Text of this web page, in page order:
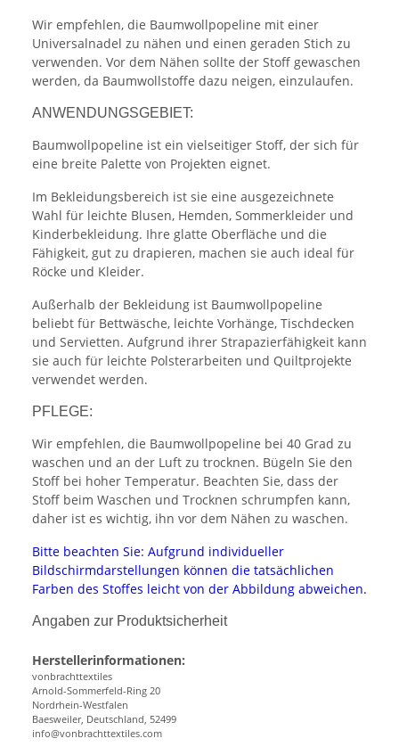
Wir empfehlen, die Baumwollpopeline mit einer
Universalnadel zu nähen und einen geraden Stich zu
verwenden. Vor dem Nähen sollte der Stoff gewaschen
werden, da Baumwollstoffe dazu neigen, einzulaufen.
ANWENDUNGSGEBIET:
Baumwollpopeline ist ein vielseitiger Stoff, der sich für
eine breite Palette von Projekten eignet.
Im Bekleidungsbereich ist sie eine ausgezeichnete
Wahl für leichte Blusen, Hemden, Sommerkleider und
Kinderbekleidung. Ihre glatte Oberfläche und die
Fähigkeit, gut zu drapieren, machen sie auch ideal für
Röcke und Kleider.
Außerhalb der Bekleidung ist Baumwollpopeline
beliebt für Bettwäsche, leichte Vorhänge, Tischdecken
und Servietten. Aufgrund ihrer Strapazierfähigkeit kann
sie auch für leichte Polsterarbeiten und Quiltprojekte
verwendet werden.
PFLEGE:
Wir empfehlen, die Baumwollpopeline bei 40 Grad zu
waschen und an der Luft zu trocknen. Bügeln Sie den
Stoff bei hoher Temperatur. Beachten Sie, dass der
Stoff beim Waschen und Trocknen schrumpfen kann,
daher ist es wichtig, ihn vor dem Nähen zu waschen.
Bitte beachten Sie: Aufgrund individueller
Bildschirmdarstellungen können die tatsächlichen
Farben des Stoffes leicht von der Abbildung abweichen.
Angaben zur Produktsicherheit
Herstellerinformationen:
vonbrachttextiles
Arnold-Sommerfeld-Ring 20
Nordrhein-Westfalen
Baesweiler, Deutschland, 52499
info@vonbrachttextiles.com